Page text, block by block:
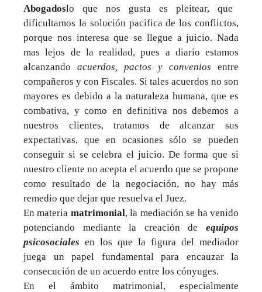
Abogadoslo que nos gusta es pleitear, que
dificultamos la solución pacifica de los conflictos,
porque nos interesa que se llegue a juicio. Nada
mas lejos de la realidad, pues a diario estamos
alcanzando acuerdos, pactos y convenios entre
compañeros y con Fiscales. Si tales acuerdos no son
mayores es debido a la naturaleza humana, que es
combativa, y como en definitiva nos debemos a
nuestros clientes, tratamos de alcanzar sus
expectativas, que en ocasiones sólo se pueden
conseguir si se celebra el juicio. De forma que si
nuestro cliente no acepta el acuerdo que se propone
como resultado de la negociación, no hay más
remedio que dejar que resuelva el Juez.
En materia matrimonial, la mediación se ha venido
potenciando mediante la creación de equipos
psicosociales en los que la figura del mediador
juega un papel fundamental para encauzar la
consecución de un acuerdo entre los cónyuges.
En el ámbito matrimonial, especialmente